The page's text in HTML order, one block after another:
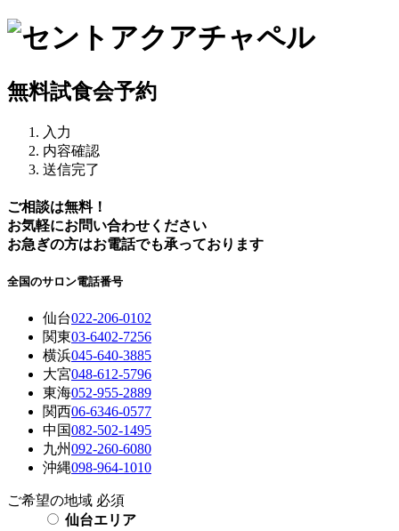
無料試食会予約
入力
内容確認
送信完了
ご相談は無料！
お気軽にお問い合わせください
お急ぎの方はお電話でも承っております
全国のサロン電話番号
仙台022-206-0102
関東03-6402-7256
横浜045-640-3885
大宮048-612-5796
東海052-955-2889
関西06-6346-0577
中国082-502-1495
九州092-260-6080
沖縄098-964-1010
ご希望の地域 必須
仙台エリア